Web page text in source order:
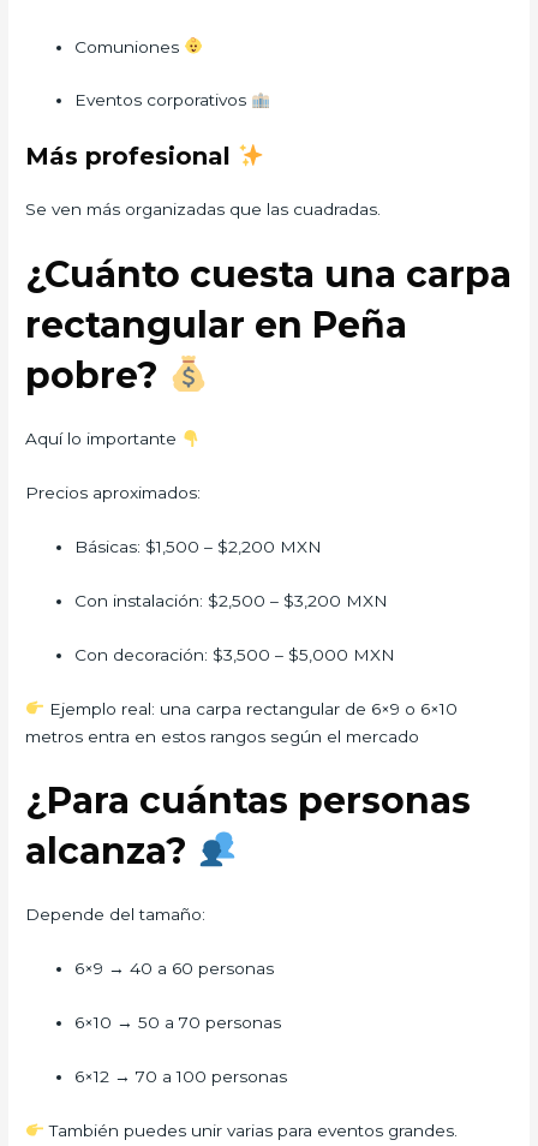
Comuniones
Eventos corporativos
Más profesional
Se ven más organizadas que las cuadradas.
¿Cuánto cuesta una carpa
rectangular en Peña
pobre?
Aquí lo importante
Precios aproximados:
Básicas: $1,500 – $2,200 MXN
Con instalación: $2,500 – $3,200 MXN
Con decoración: $3,500 – $5,000 MXN
Ejemplo real: una carpa rectangular de 6×9 o 6×10
metros entra en estos rangos según el mercado
¿Para cuántas personas
alcanza?
Depende del tamaño:
6×9 → 40 a 60 personas
6×10 → 50 a 70 personas
6×12 → 70 a 100 personas
También puedes unir varias para eventos grandes.